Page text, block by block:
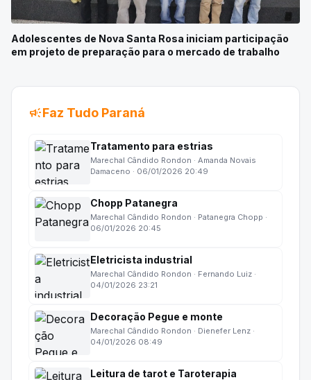
Adolescentes de Nova Santa Rosa iniciam participação
em projeto de preparação para o mercado de trabalho
campaignFaz Tudo Paraná
Tratamento para estrias
Marechal Cândido Rondon · Amanda Novais
Damaceno · 06/01/2026 20:49
Chopp Patanegra
Marechal Cândido Rondon · Patanegra Chopp ·
06/01/2026 20:45
Eletricista industrial
Marechal Cândido Rondon · Fernando Luiz ·
04/01/2026 23:21
Decoração Pegue e monte
Marechal Cândido Rondon · Dienefer Lenz ·
04/01/2026 08:49
Leitura de tarot e Taroterapia